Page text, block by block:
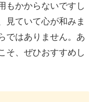
もかからないですし
見ていて心が和みま
ではありません。あ
そ、ぜひおすすめし